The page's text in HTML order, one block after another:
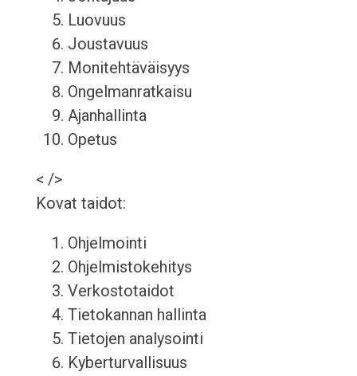
Luovuus
Joustavuus
Monitehtäväisyys
Ongelmanratkaisu
Ajanhallinta
Opetus
< />
Kovat taidot:
Ohjelmointi
Ohjelmistokehitys
Verkostotaidot
Tietokannan hallinta
Tietojen analysointi
Kyberturvallisuus